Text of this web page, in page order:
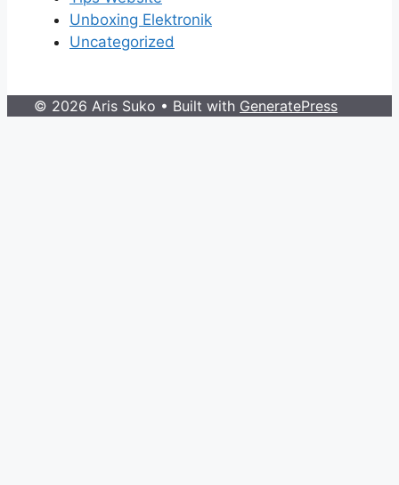
Unboxing Elektronik
Uncategorized
© 2026 Aris Suko • Built with GeneratePress